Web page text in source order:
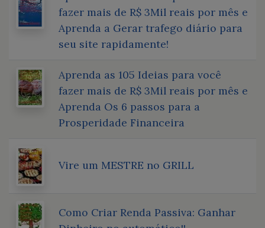
fazer mais de R$ 3Mil reais por mês e
Aprenda a Gerar trafego diário para
seu site rapidamente!
Aprenda as 105 Ideias para você
fazer mais de R$ 3Mil reais por mês e
Aprenda Os 6 passos para a
Prosperidade Financeira
Vire um MESTRE no GRILL
Como Criar Renda Passiva: Ganhar